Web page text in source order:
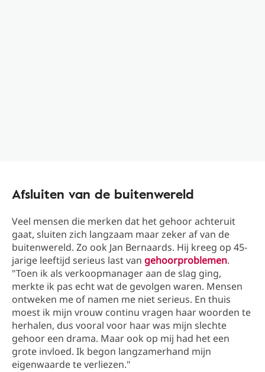
Afsluiten van de buitenwereld
Veel mensen die merken dat het gehoor achteruit
gaat, sluiten zich langzaam maar zeker af van de
buitenwereld. Zo ook Jan Bernaards. Hij kreeg op 45-
jarige leeftijd serieus last van gehoorproblemen.
"Toen ik als verkoopmanager aan de slag ging,
merkte ik pas echt wat de gevolgen waren. Mensen
ontweken me of namen me niet serieus. En thuis
moest ik mijn vrouw continu vragen haar woorden te
herhalen, dus vooral voor haar was mijn slechte
gehoor een drama. Maar ook op mij had het een
grote invloed. Ik begon langzamerhand mijn
eigenwaarde te verliezen."